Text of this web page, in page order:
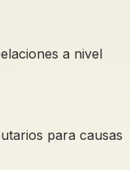
a nivel
para causas